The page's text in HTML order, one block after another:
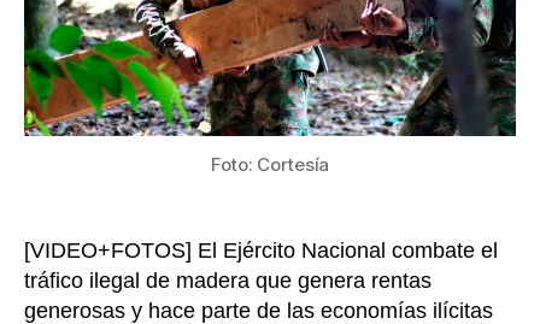
del
Frente
en
Foto: Cortesía
[VIDEO+FOTOS] El Ejército Nacional combate el
tráfico ilegal de madera que genera rentas
generosas y hace parte de las economías ilícitas